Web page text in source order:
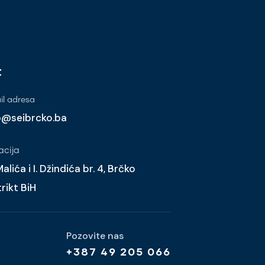
adresa
i I. Džindića br. 4, Brčko
BiH
Pozovite nas
+387 49 205 066